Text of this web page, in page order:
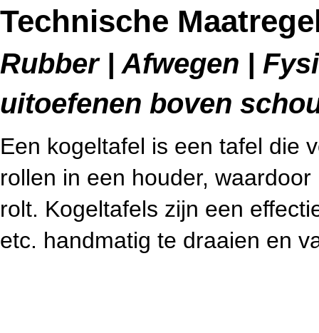
Technische
Rubber | Afwegen |
uitoefenen boven
Een kogeltafel is een tafel die
rollen in een houder,
rolt. Kogeltafels zijn een
etc. handmatig te draaien en